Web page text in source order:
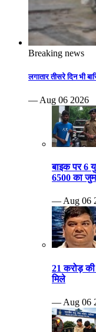
Breaking news
लगातार तीसरे दिन भी
— Aug 06 2026
बाइक पर 6
6500 का
— Aug 06
21 करोड़
मिले
— Aug 06